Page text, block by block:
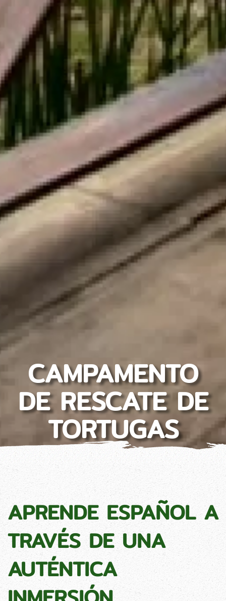
CAMPAMENTO
DE RESCATE DE
TORTUGAS
APRENDE ESPAÑOL A
TRAVÉS DE UNA
AUTÉNTICA